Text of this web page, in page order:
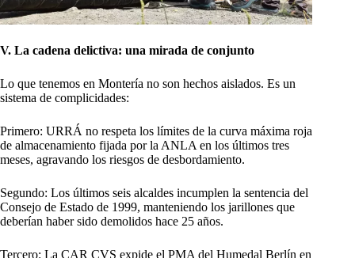
V. La cadena delictiva: una mirada de conjunto
Lo que tenemos en Montería no son hechos aislados. Es un
sistema de complicidades:
Primero: URRÁ no respeta los límites de la curva máxima roja
de almacenamiento fijada por la ANLA en los últimos tres
meses, agravando los riesgos de desbordamiento.
Segundo: Los últimos seis alcaldes incumplen la sentencia del
Consejo de Estado de 1999, manteniendo los jarillones que
deberían haber sido demolidos hace 25 años.
Tercero: La CAR CVS expide el PMA del Humedal Berlín en